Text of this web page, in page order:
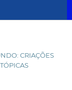
CRIAÇÕES